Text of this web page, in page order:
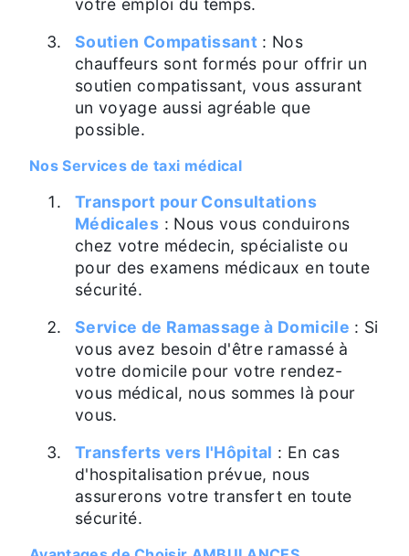
votre emploi du temps.
Soutien Compatissant : Nos
chauffeurs sont formés pour offrir un
soutien compatissant, vous assurant
un voyage aussi agréable que
possible.
Nos Services de taxi médical
Transport pour Consultations
Médicales : Nous vous conduirons
chez votre médecin, spécialiste ou
pour des examens médicaux en toute
sécurité.
Service de Ramassage à Domicile : Si
vous avez besoin d'être ramassé à
votre domicile pour votre rendez-
vous médical, nous sommes là pour
vous.
Transferts vers l'Hôpital : En cas
d'hospitalisation prévue, nous
assurerons votre transfert en toute
sécurité.